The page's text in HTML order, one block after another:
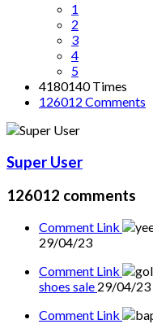
1
2
3
4
5
4180140 Times
126012 Comments
Super User
126012 comments
Comment Link
29/04/23
Comment Link
shoes sale 29/04/23
Comment Link